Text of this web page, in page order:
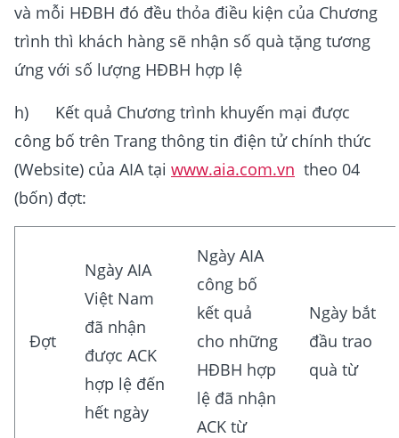
và mỗi HĐBH đó đều thỏa điều kiện của Chương
trình thì khách hàng sẽ nhận số quà tặng tương
ứng với số lượng HĐBH hợp lệ
h) Kết quả Chương trình khuyến mại được
công bố trên Trang thông tin điện tử chính thức
(Website) của AIA tại www.aia.com.vn theo 04
(bốn) đợt:
Đợt
Ngày AIA
Việt Nam
đã nhận
được ACK
hợp lệ đến
hết ngày
Ngày AIA
công bố
kết quả
cho những
HĐBH hợp
lệ đã nhận
ACK từ
Ngày bắt
đầu trao
quà từ